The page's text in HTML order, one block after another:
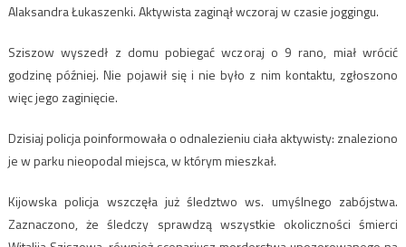
Alaksandra Łukaszenki. Aktywista zaginął wczoraj w czasie joggingu.
Sziszow wyszedł z domu pobiegać wczoraj o 9 rano, miał wrócić
godzinę później. Nie pojawił się i nie było z nim kontaktu, zgłoszono
więc jego zaginięcie.
Dzisiaj policja poinformowała o odnalezieniu ciała aktywisty: znaleziono
je w parku nieopodal miejsca, w którym mieszkał.
Kijowska policja wszczęła już śledztwo ws. umyślnego zabójstwa.
Zaznaczono, że śledczy sprawdzą wszystkie okoliczności śmierci